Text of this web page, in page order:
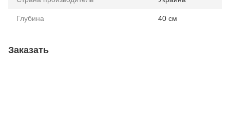
Глубина 40 см
Заказать